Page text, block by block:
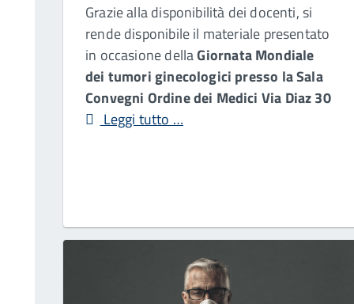
Grazie alla disponibilità dei docenti, si
rende disponibile il materiale presentato
in occasione dellaGiornata Mondiale
dei tumori ginecologici presso laSala
Convegni Ordine dei Medici Via Diaz 30
Leggi tutto …